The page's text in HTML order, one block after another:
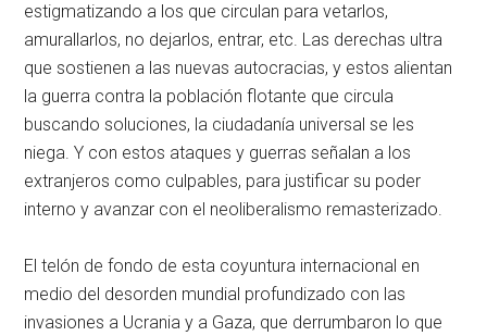
estigmatizando a los que circulan para vetarlos,
amurallarlos, no dejarlos, entrar, etc. Las derechas ultra
que sostienen a las nuevas autocracias, y estos alientan
la guerra contra la población flotante que circula
buscando soluciones, la ciudadanía universal se les
niega. Y con estos ataques y guerras señalan a los
extranjeros como culpables, para justificar su poder
interno y avanzar con el neoliberalismo remasterizado.
El telón de fondo de esta coyuntura internacional en
medio del desorden mundial profundizado con las
invasiones a Ucrania y a Gaza, que derrumbaron lo que